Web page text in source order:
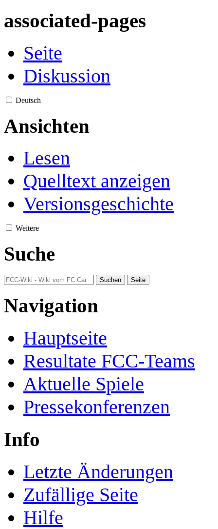
associated-pages
Seite
Diskussion
Deutsch
Ansichten
Lesen
Quelltext anzeigen
Versionsgeschichte
Weitere
Suche
Navigation
Hauptseite
Resultate FCC-Teams
Aktuelle Spiele
Pressekonferenzen
Info
Letzte Änderungen
Zufällige Seite
Hilfe